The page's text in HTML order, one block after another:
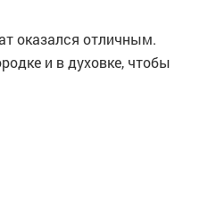
оказался отличным.
и в духовке, чтобы